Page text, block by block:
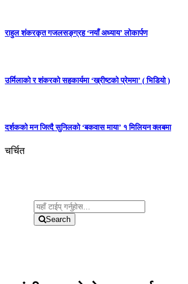
राहुल शंकरकृत गजलसङ्ग्रह ‘नयाँ अध्याय’ लोकार्पण
उर्मिलाको र शंकरको सहकार्यमा ‘ख्रीष्टको प्रेममा’ ( भिडियो )
दर्शकको मन जित्दै सुनिलको ‘बकवास माया’ १ मिलियन क्लबमा
चर्चित
Search